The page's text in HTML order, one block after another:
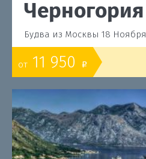
Черногория
Будва из Москвы 18 Ноября
от 11 950 o